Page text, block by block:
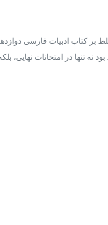
بر کتاب ادبیات فارسی
نه تنها در امتحانات نهایی،